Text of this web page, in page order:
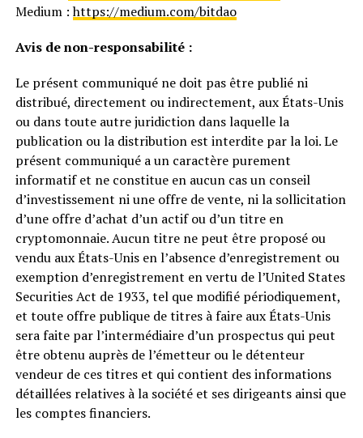
Medium :https://medium.com/bitdao
Avis de non-responsabilité :
Le présent communiqué ne doit pas être publié ni
distribué, directement ou indirectement, aux États-Unis
ou dans toute autre juridiction dans laquelle la
publication ou la distribution est interdite par la loi. Le
présent communiqué a un caractère purement
informatif et ne constitue en aucun cas un conseil
d’investissement ni une offre de vente, ni la sollicitation
d’une offre d’achat d’un actif ou d’un titre en
cryptomonnaie. Aucun titre ne peut être proposé ou
vendu aux États-Unis en l’absence d’enregistrement ou
exemption d’enregistrement en vertu de l’United States
Securities Act de 1933, tel que modifié périodiquement,
et toute offre publique de titres à faire aux États-Unis
sera faite par l’intermédiaire d’un prospectus qui peut
être obtenu auprès de l’émetteur ou le détenteur
vendeur de ces titres et qui contient des informations
détaillées relatives à la société et ses dirigeants ainsi que
les comptes financiers.